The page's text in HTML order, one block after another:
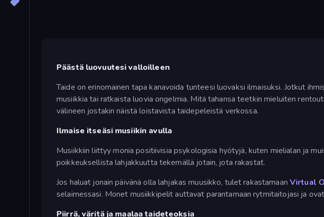
Päästä luovuutesi valloilleen
Taide on erinomainen tapa kanavoida tunteesi luovaksi ilmaisuksi. Jotkut
musiikkia tai ratkaista luovia ongelmia. Mitä tahansa teetkin mieluiten
välineen jostakin näistä loistavista taidepeleistä verkossa.
Ilmaise itseäsi musiikin avulla
Musiikkiin liittyy monia positiivisia psykologisia hyötyjä, kuten mielialan ja
poikkeuksellista lahjakkuutta tekemällä jotain, jota rakastat.
Jos haluat jonain päivänä olla lahjakas muusikko, tulet rakastamaan Virtual
selaimessasi. Monet musiikkipelit auttavat parantamaan rytmitaitojasi ja
Piirrä, väritä ja maalaa taideteoksia